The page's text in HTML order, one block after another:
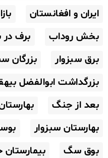
ایران و افغانستان
بخش روداب
برف در
برق سبزوار
بزرگان
بزرگداشت ابوالفضل
بعد از جنگ
بهارستان سبزوار
بوق سگ